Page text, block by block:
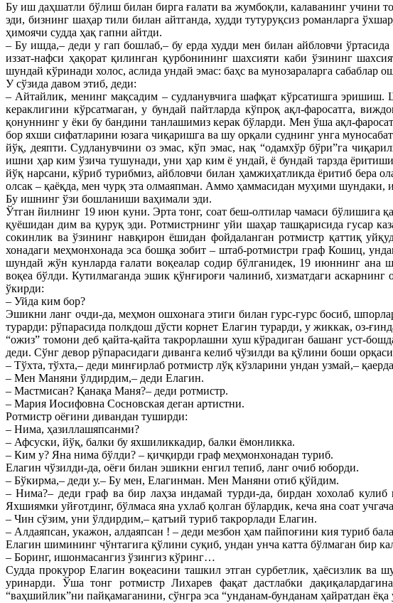
Бу иш даҳшатли бўлиш билан бирга ғалати ва жумбоқли, калаванинг учини
эди, бизнинг шаҳар тили билан айтганда, худди тутуруқсиз романларга
ҳимоячи судда ҳақ гапни айтди.
– Бу ишда,– деди у гап бошлаб,– бу ерда худди мен билан айбловчи
иззат-нафси ҳақорат қилинган қурбонининг шахсияти каби ўзининг
шундай кўринади холос, аслида ундай эмас: баҳс ва мунозараларга сабаблар
У сўзида давом этиб, деди:
– Айтайлик, менинг мақсадим – судланувчига шафқат кўрсатишга
кераклигини кўрсатмаган, у бундай пайтларда кўпроқ ақл-фаросатга,
қонуннинг у ёки бу бандини танлашимиз керак бўларди. Мен ўша ақл-
бор яхши сифатларини юзага чиқаришга ва шу орқали суднинг унга
йўқ, деяпти. Судланувчини оз эмас, кўп эмас, нақ “одамхўр бўри”га
ишни ҳар ким ўзича тушунади, уни ҳар ким ё ундай, ё бундай тарзда
йўқ нарсани, кўриб турибмиз, айбловчи билан ҳамжиҳатликда ёритиб бера
олсак – қаёқда, мен чурқ эта олмаяпман. Аммо ҳаммасидан муҳими
Бу ишнинг ўзи бошланиши ваҳимали эди.
Ўтган йилнинг 19 июн куни. Эрта тонг, соат беш-олтилар чамаси бўлишига
қуёшидан дим ва қуруқ эди. Ротмистрнинг уйи шаҳар ташқарисида гусар
сокинлик ва ўзининг навқирон ёшидан фойдаланган ротмистр қаттиқ
хонадаги меҳмонхонада эса бошқа зобит – штаб-ротмистри граф Кошиц,
шундай жўн кунларда ғалати воқеалар содир бўлганидек, 19 июннинг ана
воқеа бўлди. Кутилмаганда эшик қўнғироғи чалиниб, хизматдаги
ўкирди:
– Уйда ким бор?
Эшикни ланг очди-да, меҳмон ошхонага этиги билан гурс-гурс босиб,
турарди: рўпарасида полкдош дўсти корнет Елагин турарди, у жиккак, оз-
“ожиз” томони деб қайта-қайта такрорлашни хуш кўрадиган башанг уст-
деди. Сўнг девор рўпарасидаги диванга келиб чўзилди ва қўлини боши
– Тўхта, тўхта,– деди минғирлаб ротмистр лўқ кўзларини ундан узмай,–
– Мен Маняни ўлдирдим,– деди Елагин.
– Мастмисан? Қанақа Маня?– деди ротмистр.
– Мария Иосифовна Сосновская деган артистни.
Ротмистр оёғини дивандан туширди:
– Нима, ҳазиллашяпсанми?
– Афсуски, йўқ, балки бу яхшиликкадир, балки ёмонликка.
– Ким у? Яна нима бўлди? – қичқирди граф меҳмонхонадан туриб.
Елагин чўзилди-да, оёғи билан эшикни енгил тепиб, ланг очиб юборди.
– Бўкирма,– деди у.– Бу мен, Елагинман. Мен Маняни отиб қўйдим.
– Нима?– деди граф ва бир лаҳза индамай турди-да, бирдан хохолаб
Яхшиямки уйғотдинг, бўлмаса яна ухлаб қолган бўлардик, кеча яна соат
– Чин сўзим, уни ўлдирдим,– қатъий туриб такрорлади Елагин.
– Алдаяпсан, укажон, алдаяпсан ! – деди мезбон ҳам пайпоғини кия туриб
Елагин шимининг чўнтагига қўлини суқиб, ундан унча катта бўлмаган бир
– Боринг, ишонмасангиз ўзингиз кўринг…
Судда прокурор Елагин воқеасини ташкил этган сурбетлик, ҳаёсизлик
уринарди. Ўша тонг ротмистр Лихарев фақат дастлабки
“ваҳшийлик”ни пайқамаганини, сўнгра эса “унданам-бунданам ҳайратдан